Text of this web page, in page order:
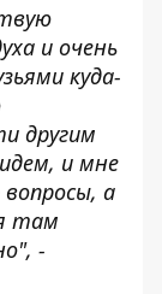
и очень
куда-
другим
и мне
а
там
-